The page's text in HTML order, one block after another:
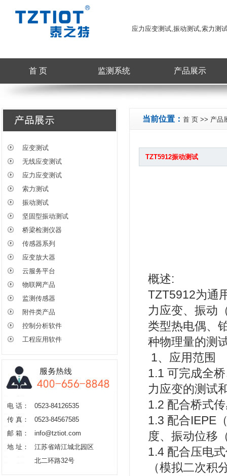
应力应变测试,振动测试,索力测
首 页 监测系统 产品展示
应变测试
无线应变测试
应力应变测试
索力测试
振动测试
坚固型振动测试
桥梁检测仪器
传感器系列
应变放大器
云服务平台
物联网产品
监测传感器
附件类产品
控制分析软件
工程应用软件
电 话：
0523-84126535
传 真：
0523-84567585
邮 箱：
info@tztiot.com
地 址：
江苏省靖江城北园区
北二环路32号
当前位置： 首 页 >> 产品
TZT5912振动测试
概述:
TZT5912为通
力应变、振动
类型热电偶、
种物理量的测
1、应用范围
1.1 可完成全
力应变的测试
1.2 配合桥式
1.3 配合IEPE
度、振动位移
1.4 配合压电
（模拟二次积